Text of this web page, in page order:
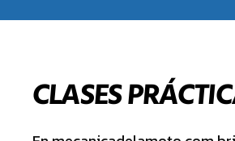
CLASES